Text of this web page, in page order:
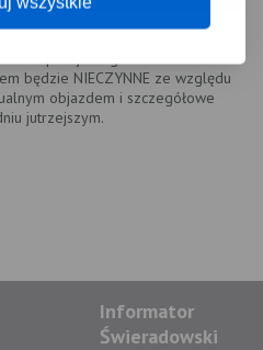
br. przejście graniczne
będzie NIECZYNNE ze względu
objazdem i szczegółowe
jutrzejszym.
Informator
Świeradowski